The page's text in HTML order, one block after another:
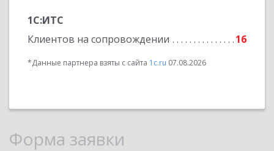
1С:ИТС
Клиентов на сопровождении
16
*Данные партнера взяты с сайта 1c.ru 07.08.2026
Форма заявки